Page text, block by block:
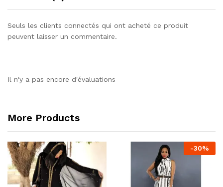
Seuls les clients connectés qui ont acheté ce produit
peuvent laisser un commentaire.
Il n'y a pas encore d'évaluations
More Products
-30%